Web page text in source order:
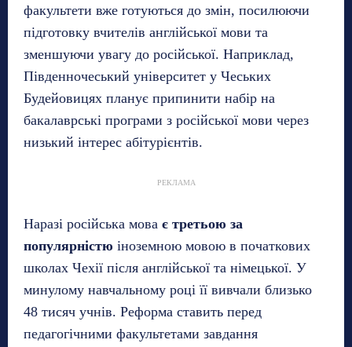
факультети вже готуються до змін, посилюючи
підготовку вчителів англійської мови та
зменшуючи увагу до російської. Наприклад,
Південночеський університет у Чеських
Будейовицях планує припинити набір на
бакалаврські програми з російської мови через
низький інтерес абітурієнтів.
РЕКЛАМА
Наразі російська мова є третьою за
популярністю іноземною мовою в початкових
школах Чехії після англійської та німецької. У
минулому навчальному році її вивчали близько
48 тисяч учнів. Реформа ставить перед
педагогічними факультетами завдання